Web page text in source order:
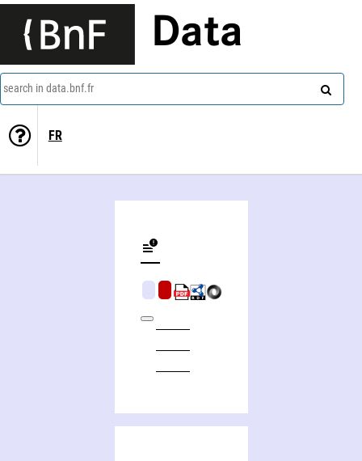
Data
search in data.bnf.fr
FR